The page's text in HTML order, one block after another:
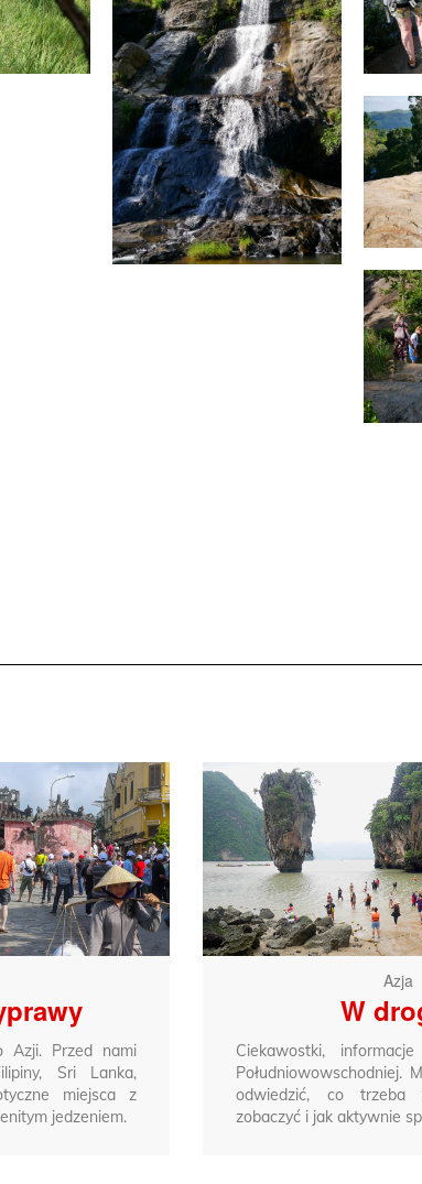
Azji. Przed nami
Sri Lanka,
miejsca z
jedzeniem.
Azja
W
Ciekawostki,
Południowowschodniej.
odwiedzić, co trzeba
zobaczyć i jak aktywnie